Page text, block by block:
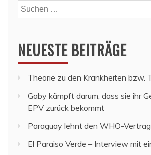
Suchen
nach:
NEUESTE BEITRÄGE
Theorie zu den Krankheiten bzw.
Gaby kämpft darum, dass sie ihr
EPV zurück bekommt
Paraguay lehnt den WHO-
El Paraiso Verde – Interview mit